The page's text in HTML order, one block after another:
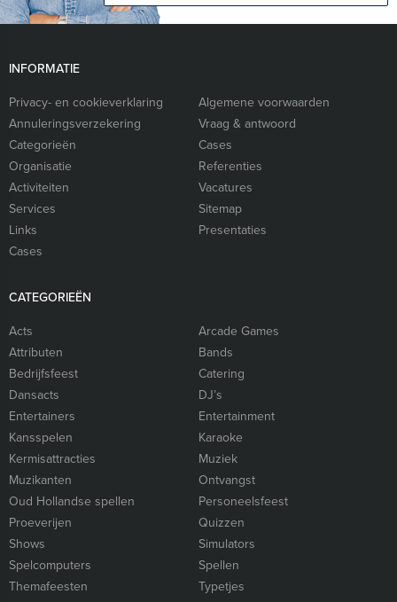
INFORMATIE
Privacy- en cookieverklaring
Algemene voorwaarden
Annuleringsverzekering
Vraag & antwoord
Categorieën
Cases
Organisatie
Referenties
Activiteiten
Vacatures
Services
Sitemap
Links
Presentaties
Cases
CATEGORIEËN
Acts
Arcade Games
Attributen
Bands
Bedrijfsfeest
Catering
Dansacts
DJ’s
Entertainers
Entertainment
Kansspelen
Karaoke
Kermisattracties
Muziek
Muzikanten
Ontvangst
Oud Hollandse spellen
Personeelsfeest
Proeverijen
Quizzen
Shows
Simulators
Spelcomputers
Spellen
Themafeesten
Typetjes